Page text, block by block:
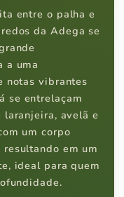
entre o palha e
da Adega se
a uma
notas vibrantes
se entrelaçam
avelã e
um corpo
em um
ideal para quem